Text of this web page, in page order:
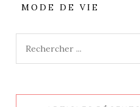
MODE DE VIE